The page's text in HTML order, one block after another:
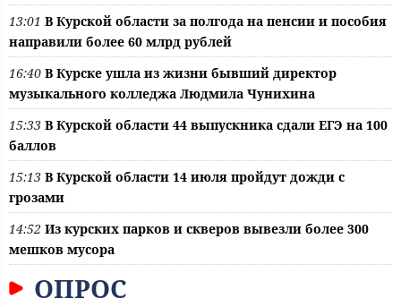
13:01 В Курской области за полгода на пенсии и пособия
направили более 60 млрд рублей
16:40 В Курске ушла из жизни бывший директор
музыкального колледжа Людмила Чунихина
15:33 В Курской области 44 выпускника сдали ЕГЭ на 100
баллов
15:13 В Курской области 14 июля пройдут дожди с
грозами
14:52 Из курских парков и скверов вывезли более 300
мешков мусора
ОПРОС